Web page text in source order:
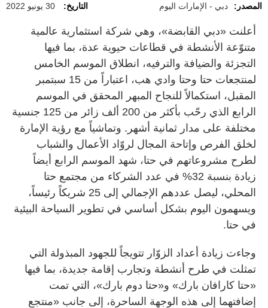
المصدر: دبي - الإمارات اليوم التاريخ: 30 يونيو 2022
أعلنت «دبي القابضة»، وهي شركة استثمارية عالمية
متنوّعة الأنشطة في قطاعات حيوية عدة، بما فيها
التجزئة والضيافة والترفيه، انطلاق الموسم الخامس
لمنتجعات حتا وحتا وادي هب، اعتباراً من 15 سبتمبر
المقبل، استكمالاً للنجاح المبهر المحقق في الموسم
الرابع الذي رحّب بأكثر من 200 ألف زائر من 125 جنسية
مختلفة على مدار ثمانية أشهر. وتماشياً مع رؤية الإمارة
لخلق الفرص وإتاحة المجال لروّاد الأعمال والشباب
لطرح مشروعاتهم في حتا، شهد الموسم الرابع أيضاً
زيادة بنسبة 32% في عدد الشركاء من مجتمع حتا
المحلي، ليصل عددهم الإجمالي إلى 25 شريكاً رئيساً،
ويسهمون اليوم بشكل أساسي في تطوير السياحة البيئية
في حتا.
وجاءت زيادة أعداد الزوّار تتويجاً للجهود المبذولة التي
تمثلت في طرح أنشطة وتجارب إقامة جديدة، بما فيها
«حتا كارافان بارك» و«حتا دوم بارك»، التي تمت
إضافتهما إلى هذه الوجهة الساحرة، إلى جانب «منتجع